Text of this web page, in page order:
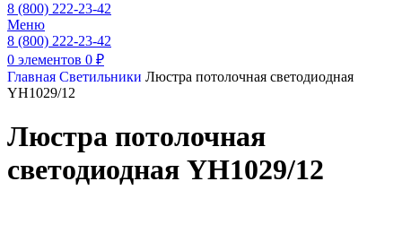
8 (800) 222-23-42
Меню
8 (800) 222-23-42
0 элементов 0 ₽
Главная Светильники Люстра потолочная светодиодная
YH1029/12
Люстра потолочная
светодиодная YH1029/12